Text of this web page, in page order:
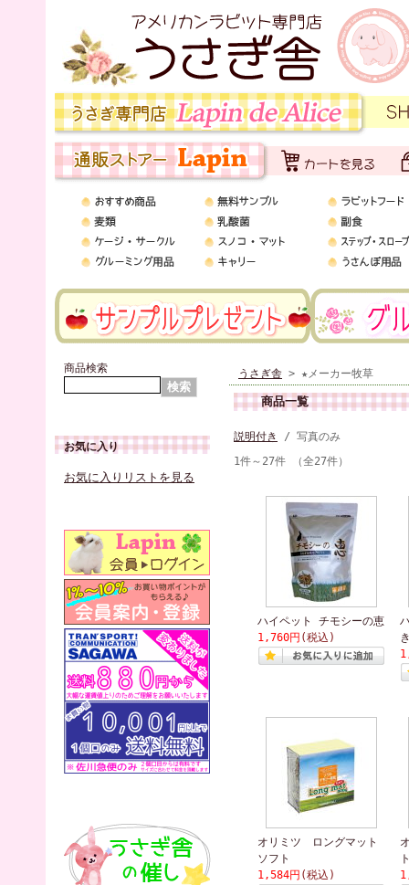
商品検索
お気に入り
お気に入りリストを見る
うさぎ舎 > ★メーカー牧草
商品一覧
説明付き
/ 写真のみ
1件～27件 （全27件）
ハイペット チモシーの恵
1,760円 (税込)
オリミツ ロングマット
ソフト
1,584円 (税込)